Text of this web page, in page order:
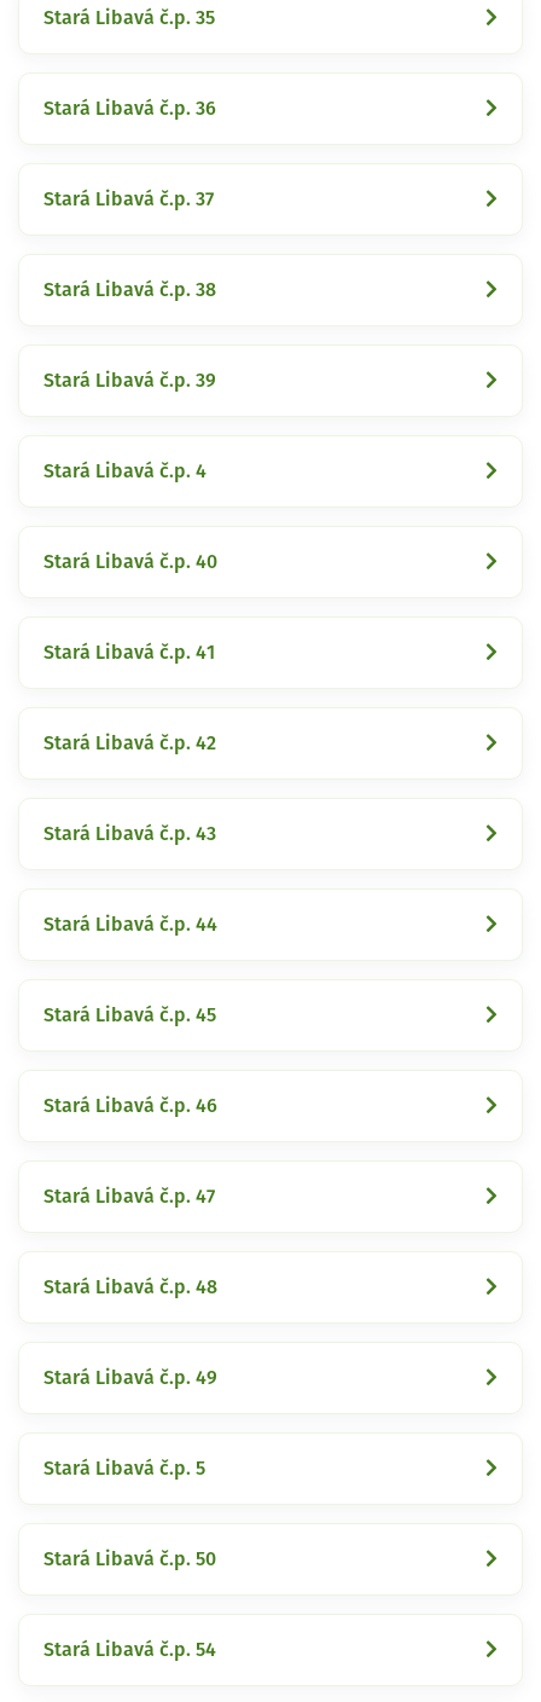
Stará Libavá č.p. 35
Stará Libavá č.p. 36
Stará Libavá č.p. 37
Stará Libavá č.p. 38
Stará Libavá č.p. 39
Stará Libavá č.p. 4
Stará Libavá č.p. 40
Stará Libavá č.p. 41
Stará Libavá č.p. 42
Stará Libavá č.p. 43
Stará Libavá č.p. 44
Stará Libavá č.p. 45
Stará Libavá č.p. 46
Stará Libavá č.p. 47
Stará Libavá č.p. 48
Stará Libavá č.p. 49
Stará Libavá č.p. 5
Stará Libavá č.p. 50
Stará Libavá č.p. 54